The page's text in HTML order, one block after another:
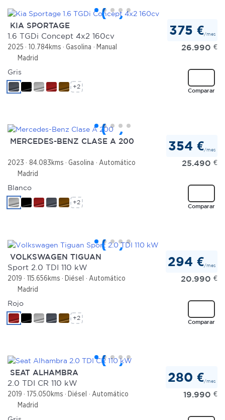
KIA SPORTAGE
1.6 TGDi Concept 4x2 160cv
2025 10.784kms Gasolina
Manual
Madrid
375 €/mes
26.990 €
Comparar
Gris
+2
MERCEDES-BENZ CLASE A 200
2023 84.083kms Gasolina
Automático
Madrid
354 €/mes
25.490 €
Comparar
Blanco
+2
VOLKSWAGEN TIGUAN
Sport 2.0 TDI 110 kW
2019 115.656kms Diésel
Automático
Madrid
294 €/mes
20.990 €
Comparar
Rojo
+2
SEAT ALHAMBRA
2.0 TDI CR 110 kW
2019 175.050kms Diésel
Automático
Madrid
280 €/mes
19.990 €